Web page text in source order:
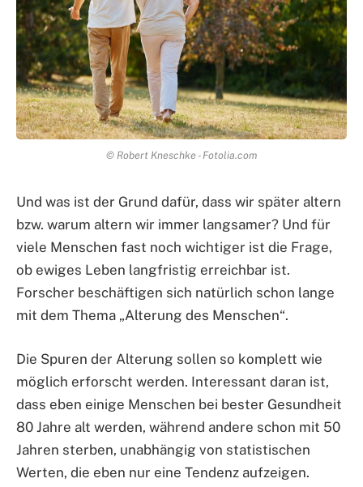
© Robert Kneschke - Fotolia.com
Und was ist der Grund dafür, dass wir später altern
bzw. warum altern wir immer langsamer? Und für
viele Menschen fast noch wichtiger ist die Frage,
ob ewiges Leben langfristig erreichbar ist.
Forscher beschäftigen sich natürlich schon lange
mit dem Thema „Alterung des Menschen“.
Die Spuren der Alterung sollen so komplett wie
möglich erforscht werden. Interessant daran ist,
dass eben einige Menschen bei bester Gesundheit
80 Jahre alt werden, während andere schon mit 50
Jahren sterben, unabhängig von statistischen
Werten, die eben nur eine Tendenz aufzeigen.